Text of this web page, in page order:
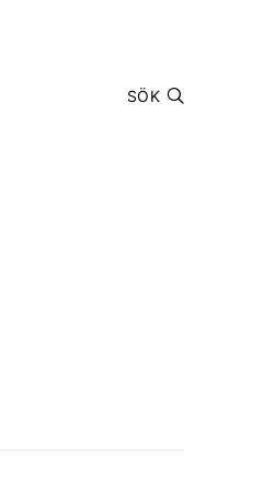
SÖK